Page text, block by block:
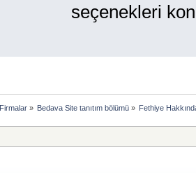
seçenekleri
Firmalar» Bedava Site tanıtım bölümü» Fethiye